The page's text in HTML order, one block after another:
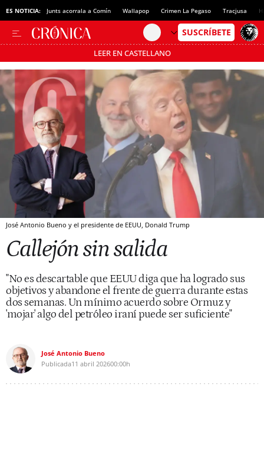
ES NOTICIA: Junts acorrala a Comín Wallapop Crimen La Pegaso Tracjusa
LEER EN CASTELLANO
Pásate al MODO AHORRO
José Antonio Bueno y el presidente de EEUU, Donald Trump
Callejón sin salida
"No es descartable que EEUU diga que ha logrado sus
objetivos y abandone el frente de guerra durante estas
dos semanas. Un mínimo acuerdo sobre Ormuz y
'mojar' algo del petróleo iraní puede ser suficiente"
José Antonio Bueno
Publicada11 abril 202600:00h